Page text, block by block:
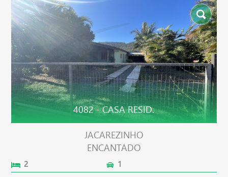
4082 - CASA RESID.
JACAREZINHO
ENCANTADO
2 1